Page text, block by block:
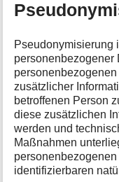
Pseudonymisierung
personenbezogener
zusätzlicher
betroffenen Person
diese zusätzlichen
werden und
Maßnahmen
identifizierbaren